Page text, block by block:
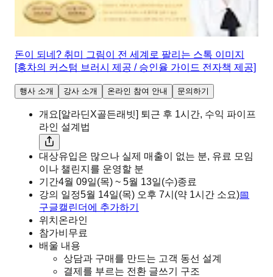
돈이 되네? 취미 그림이 전 세계로 팔리는 스톡 이미지
[홍차의 커스텀 브러시 제공 / 승인율 가이드 전자책 제공]
행사 소개 강사 소개 온라인 참여 안내 문의하기
개요 [알라딘X골든래빗] 퇴근 후 1시간, 수익 파이프
라인 설계법
대상유입은 많으나 실제 매출이 없는 분, 유료 모임
이나 챌린지를 운영할 분
기간4월 09일(목) ~ 5월 13일(수)종료
강의 일정5월 14일(목) 오후 7시 (약 1시간 소요)📅
구글캘린더에 추가하기
위치 온라인
참가비 무료
배울 내용
상담과 구매를 만드는 고객 동선 설계
결제를 부르는 전환 글쓰기 구조